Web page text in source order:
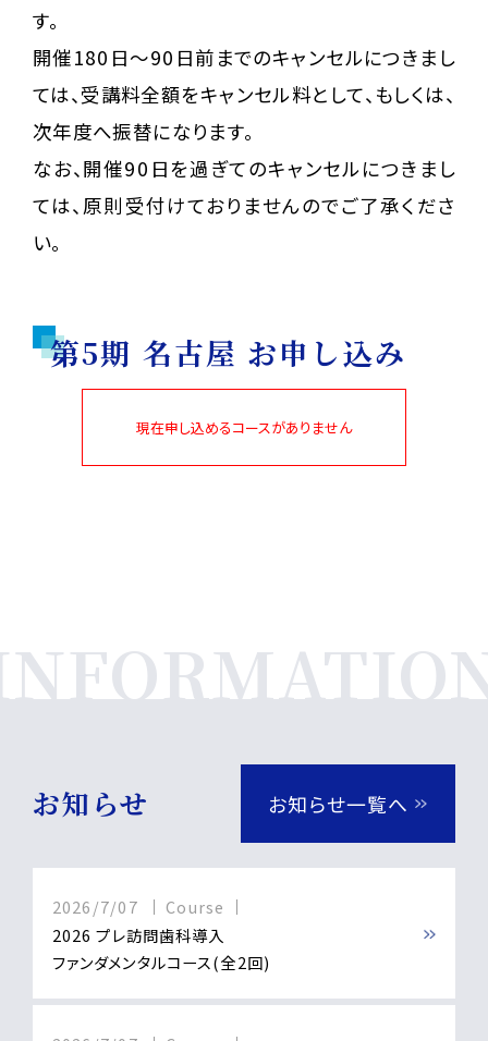
す。
開催180日〜90日前までのキャンセルにつきまし
ては、受講料全額をキャンセル料として、もしくは、
次年度へ振替になります。
なお、開催90日を過ぎてのキャンセルにつきまし
ては、原則受付けておりませんのでご了承くださ
い。
第5期 名古屋 お申し込み
現在申し込めるコースがありません
お知らせ お知らせ一覧へ
2026/7/07
Course
2026 プレ訪問歯科導入
ファンダメンタルコース(全2回)